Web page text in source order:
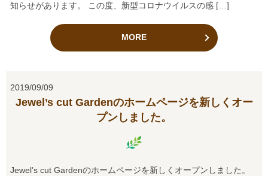
知らせがあります。 この度、新型コロナウイルスの感 […]
MORE
2019/09/09
Jewel’s cut Gardenのホームページを新しくオー
プンしました。
Jewel’s cut Gardenのホームページを新しくオープンしました。